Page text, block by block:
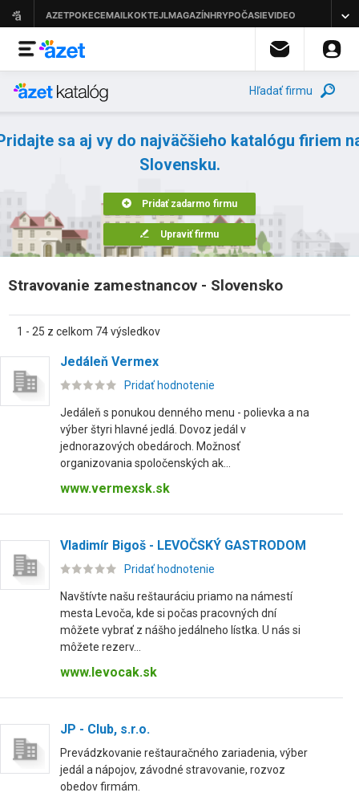
Hľadať firmu
sa aj vy do najväčšieho katalógu firiem
Slovensku.
Pridať zadarmo firmu
Upraviť firmu
Stravovanie zamestnancov - Slovensko
1 - 25 z celkom 74 výsledkov
Jedáleň Vermex
Pridať hodnotenie
Jedáleň s ponukou denného menu - polievka a na
výber štyri hlavné jedlá. Dovoz jedál v
jednorazových obedároch. Možnosť
organizovania spoločenských ak...
www.vermexsk.sk
Vladimír Bigoš - LEVOČSKÝ GASTRODOM
Pridať hodnotenie
Navštívte našu reštauráciu priamo na námestí
mesta Levoča, kde si počas pracovných dní
môžete vybrať z nášho jedálneho lístka. U nás si
môžete rezerv...
www.levocak.sk
JP - Club, s.r.o.
Prevádzkovanie reštauračného zariadenia, výber
jedál a nápojov, závodné stravovanie, rozvoz
obedov firmám.